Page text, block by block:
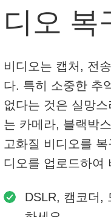
디오 복
비디오는 캡처, 전
다. 특히 소중한 추
없다는 것은 실망
는 카메라, 블랙박
고화질 비디오를
디오를 업로드하여
DSLR, 캠코더,